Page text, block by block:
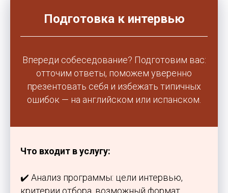
Подготовка к интервью
Впереди собеседование? Подготовим вас:
отточим ответы, поможем уверенно
презентовать себя и избежать типичных
ошибок — на английском или испанском.
Что входит в услугу:
✔️ Анализ программы: цели интервью,
критерии отбора, возможный формат
Контакты
Переезд
Работаем онлайн
+34 636 923 413
hola@studybarcelona.su
Документы
Юридическая информация
Политика конфиденциальности
© TOMO CERO, S.L.U. 2026CIF: B62544374